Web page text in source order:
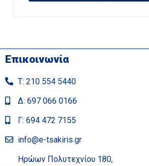
Επικοινωνία
Τ: 210 554 5440
Δ: 697 066 0166
Γ: 694 472 7155
info@e-tsakiris.gr
Ηρώων Πολυτεχνίου 180,